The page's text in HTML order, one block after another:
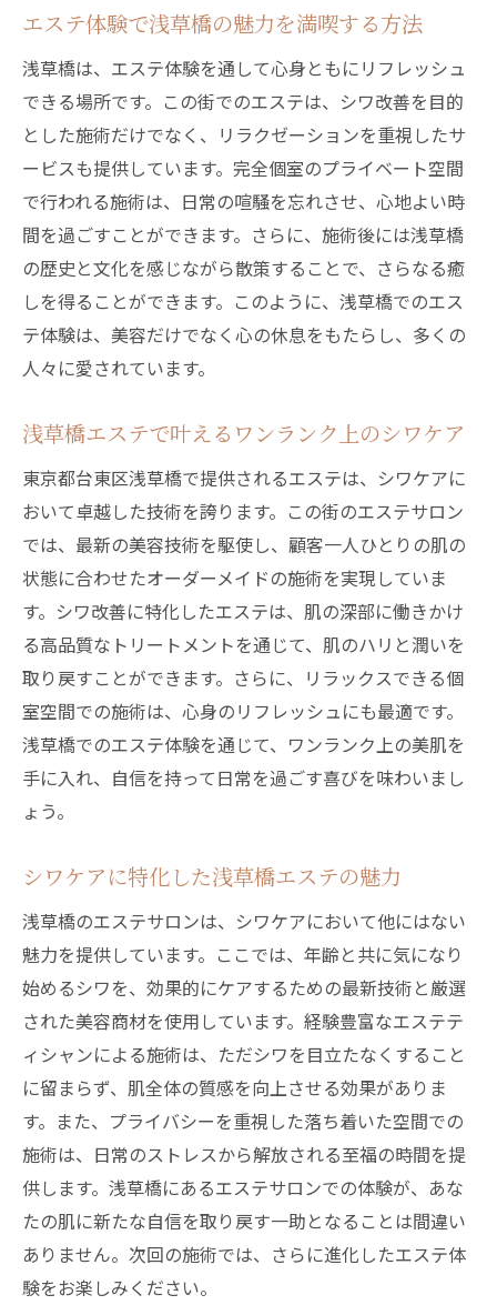
エステ体験で浅草橋の魅力を満喫する方法
浅草橋は、エステ体験を通して心身ともにリフレッシュ
できる場所です。この街でのエステは、シワ改善を目的
とした施術だけでなく、リラクゼーションを重視したサ
ービスも提供しています。完全個室のプライベート空間
で行われる施術は、日常の喧騒を忘れさせ、心地よい時
間を過ごすことができます。さらに、施術後には浅草橋
の歴史と文化を感じながら散策することで、さらなる癒
しを得ることができます。このように、浅草橋でのエス
テ体験は、美容だけでなく心の休息をもたらし、多くの
人々に愛されています。
浅草橋エステで叶えるワンランク上のシワケア
東京都台東区浅草橋で提供されるエステは、シワケアに
おいて卓越した技術を誇ります。この街のエステサロン
では、最新の美容技術を駆使し、顧客一人ひとりの肌の
状態に合わせたオーダーメイドの施術を実現していま
す。シワ改善に特化したエステは、肌の深部に働きかけ
る高品質なトリートメントを通じて、肌のハリと潤いを
取り戻すことができます。さらに、リラックスできる個
室空間での施術は、心身のリフレッシュにも最適です。
浅草橋でのエステ体験を通じて、ワンランク上の美肌を
手に入れ、自信を持って日常を過ごす喜びを味わいまし
ょう。
シワケアに特化した浅草橋エステの魅力
浅草橋のエステサロンは、シワケアにおいて他にはない
魅力を提供しています。ここでは、年齢と共に気になり
始めるシワを、効果的にケアするための最新技術と厳選
された美容商材を使用しています。経験豊富なエステテ
ィシャンによる施術は、ただシワを目立たなくすること
に留まらず、肌全体の質感を向上させる効果がありま
す。また、プライバシーを重視した落ち着いた空間での
施術は、日常のストレスから解放される至福の時間を提
供します。浅草橋にあるエステサロンでの体験が、あな
たの肌に新たな自信を取り戻す一助となることは間違い
ありません。次回の施術では、さらに進化したエステ体
験をお楽しみください。